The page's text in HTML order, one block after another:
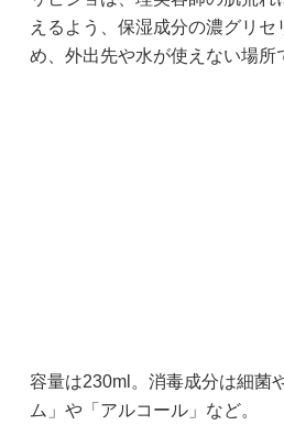
えるよう、保湿成分の濃グリ
め、外出先や水が使えない場所
容量は230ml。消毒成分は細菌
ム」や「アルコール」など。